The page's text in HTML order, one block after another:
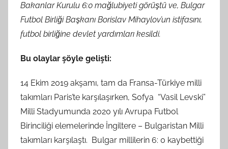
Bakanlar Kurulu 6:0 mağlubiyeti görüştü ve, Bulgar
Futbol Birliği Başkanı Borislav Mihaylov’un istifasını,
futbol birliğine devlet yardımları kesildi.
Bu olaylar şöyle gelişti:
14 Ekim 2019 akşamı, tam da Fransa-Türkiye milli
takımları Paris’te karşılaşırken, Sofya “Vasil Levski”
Milli Stadyumunda 2020 yılı Avrupa Futbol
Birinciliği elemelerinde İngiltere – Bulgaristan Milli
takımları karşılaştı. Bulgar millilerin 6: 0 kaybettiği